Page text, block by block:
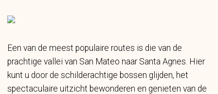
Een van de meest populaire routes is die van de
prachtige vallei van San Mateo naar Santa Agnes. Hier
kunt u door de schilderachtige bossen glijden, het
spectaculaire uitzicht bewonderen en genieten van de